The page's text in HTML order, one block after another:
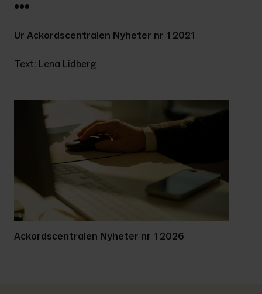
•••
Ur Ackordscentralen Nyheter nr 1 2021
Text: Lena Lidberg
Ackordscentralen Nyheter nr 1 2026